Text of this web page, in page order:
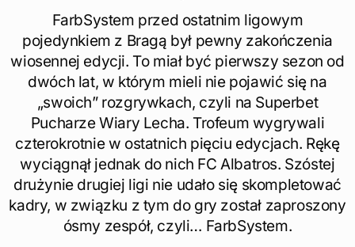
FarbSystem przed ostatnim ligowym
pojedynkiem z Bragą był pewny zakończenia
wiosennej edycji. To miał być pierwszy sezon od
dwóch lat, w którym mieli nie pojawić się na
„swoich” rozgrywkach, czyli na Superbet
Pucharze Wiary Lecha. Trofeum wygrywali
czterokrotnie w ostatnich pięciu edycjach. Rękę
wyciągnął jednak do nich FC Albatros. Szóstej
drużynie drugiej ligi nie udało się skompletować
kadry, w związku z tym do gry został zaproszony
ósmy zespół, czyli… FarbSystem.